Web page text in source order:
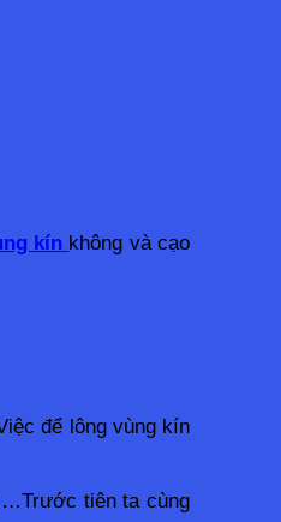
kín không và cạo
để lông vùng kín
tiên ta cùng